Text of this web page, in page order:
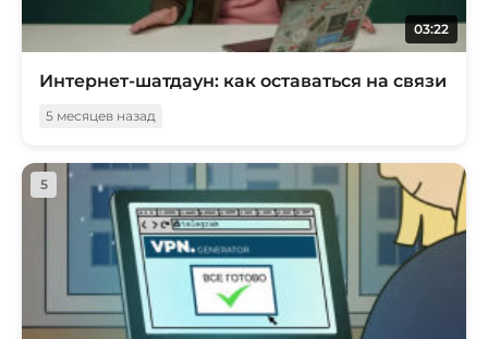
03:22
Интернет-шатдаун: как оставаться на связи
5 месяцев назад
5